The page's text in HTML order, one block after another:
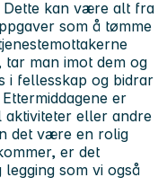
Dette kan være alt fra
som å tømme
man imot dem og
i fellesskap og bidrar
er
eller andre
det være en rolig
er det
som vi også